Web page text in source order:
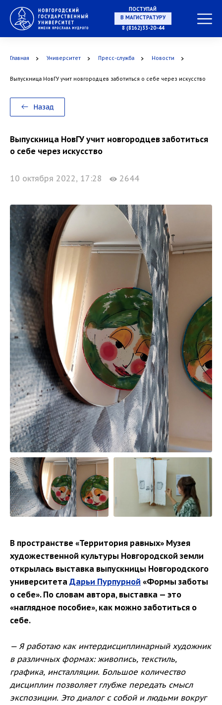
ПОСТУПАЙ
В МАГИСТРАТУРУ
8 (8162)33-20-44
Главная Университет Пресс-служба Новости
Выпускница НовГУ учит новгородцев заботиться о себе через искусство
Назад
Выпускница НовГУ учит новгородцев заботиться
о себе через искусство
10 октября 2022, 17:28 2644
В пространстве «Территория равных» Музея
художественной культуры Новгородской земли
открылась выставка выпускницы Новгородского
университета Дарьи Пурпурной «Формы заботы
о себе». По словам автора, выставка — это
«наглядное пособие», как можно заботиться о
себе.
— Я работаю как интердисциплинарный художник
в различных формах: живопись, текстиль,
графика, инсталляции. Большое количество
дисциплин позволяет глубже передать смысл
экспозиции. Это диалог с собой и людьми вокруг